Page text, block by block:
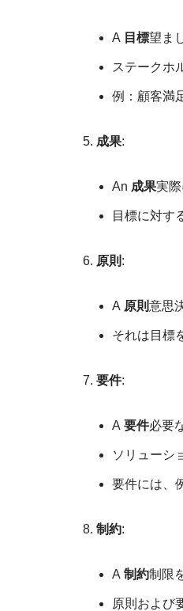
A 目標望ま
ステークホ
例：顧客満
成果:
An 成果実際
目標に対す
原則 :
A 原則意思
それは目標
要件:
A 要件必要
ソリューシ
要件には、
制約:
A 制約制限
原則および